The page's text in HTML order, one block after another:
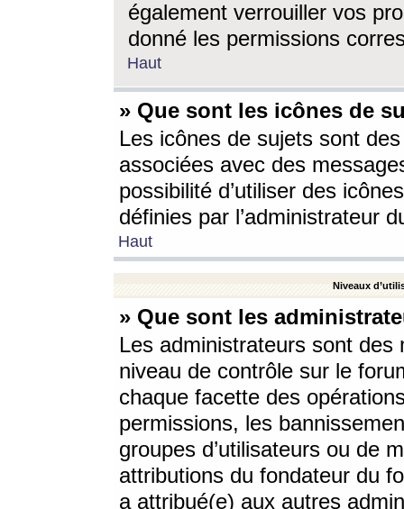
également verrouiller vos
donné les permissions
Haut
» Que sont les icônes de
Les icônes de sujets sont
associées avec des
possibilité d’utiliser des
définies par l’administrateur
Haut
Niveaux
» Que sont les
Les administrateurs sont
niveau de contrôle sur le
chaque facette des
permissions, les
groupes d’utilisateurs ou de
attributions du fondateur du
a attribué(e) aux autres